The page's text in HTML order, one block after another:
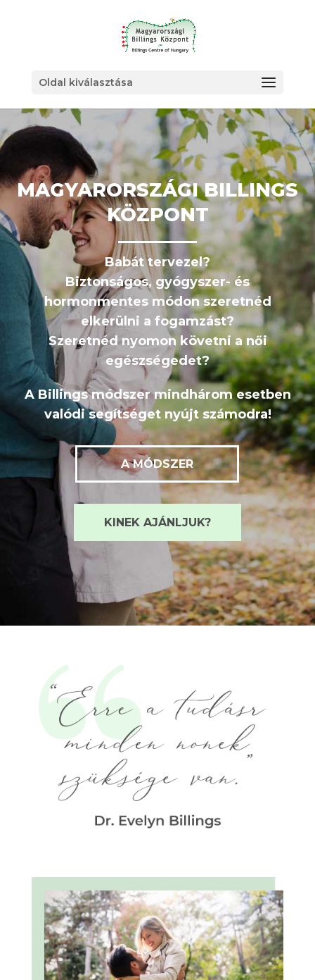
Oldal kiválasztása
MAGYARORSZÁGI BILLINGS
KÖZPONT
Babát tervezel?
Biztonságos, gyógyszer- és
hormonmentes módon szeretnéd
elkerülni a fogamzást?
Szeretnéd nyomon követni a női
egészségedet?
A Billings módszer mindhárom esetben
valódi segítséget nyújt számodra!
A MÓDSZER
KINEK AJÁNLJUK?